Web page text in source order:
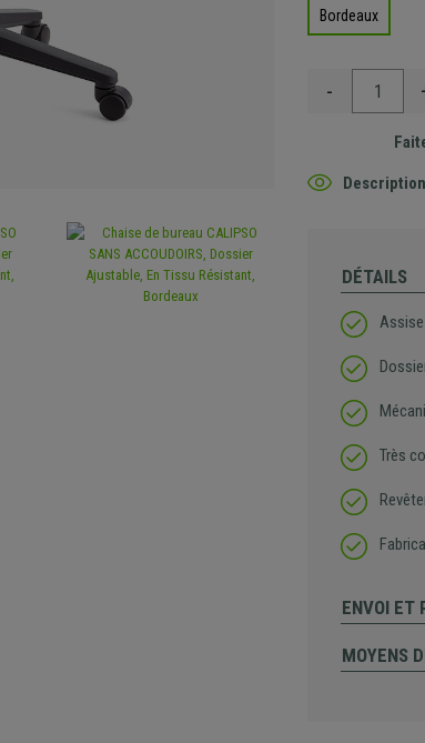
Bordeaux
-
DÉTAILS
Très
ENVOI ET
MOYENS